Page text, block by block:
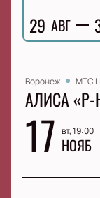
29 АВГ
Воронеж МТС
АЛИСА «Р-
17 вт, 19:00
НОЯБ